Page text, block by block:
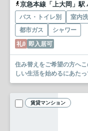
京急本線「上大岡」駅 バ
バス・トイレ別 室内
都市ガス
シャワー
礼0 即入居可
住み替えをご希望の方へ
しい生活を始めるにあた
賃貸マンション